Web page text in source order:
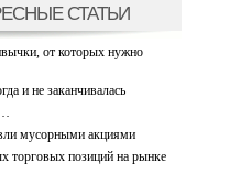
СТАТЬИ
от которых нужно
и не заканчивалась
мусорными акциями
торговых позиций на рынке